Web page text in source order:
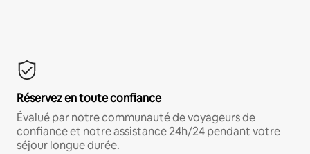
Réservez en toute confiance
Évalué par notre communauté de voyageurs de
confiance et notre assistance 24h/24 pendant votre
séjour longue durée.